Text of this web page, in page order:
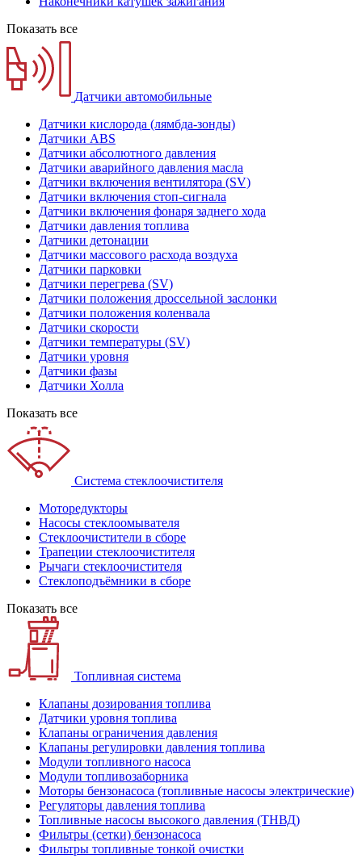
Показать все
Датчики автомобильные
Датчики кислорода (лямбда-зонды)
Датчики ABS
Датчики абсолютного давления
Датчики аварийного давления масла
Датчики включения вентилятора (SV)
Датчики включения стоп-сигнала
Датчики включения фонаря заднего хода
Датчики давления топлива
Датчики детонации
Датчики массового расхода воздуха
Датчики парковки
Датчики перегрева (SV)
Датчики положения дроссельной заслонки
Датчики положения коленвала
Датчики скорости
Датчики температуры (SV)
Датчики уровня
Датчики фазы
Датчики Холла
Показать все
Система стеклоочистителя
Моторедукторы
Насосы стеклоомывателя
Стеклоочистители в сборе
Трапеции стеклоочистителя
Рычаги стеклоочистителя
Стеклоподъёмники в сборе
Показать все
Топливная система
Клапаны дозирования топлива
Датчики уровня топлива
Клапаны ограничения давления
Клапаны регулировки давления топлива
Модули топливного насоса
Модули топливозаборника
Моторы бензонасоса (топливные насосы электрические)
Регуляторы давления топлива
Топливные насосы высокого давления (ТНВД)
Фильтры (сетки) бензонасоса
Фильтры топливные тонкой очистки